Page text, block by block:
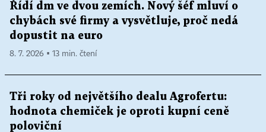
Řídí dm ve dvou zemích. Nový šéf mluví o
chybách své firmy a vysvětluje, proč nedá
dopustit na euro
8. 7. 2026 ▪ 13 min. čtení
Tři roky od největšího dealu Agrofertu:
hodnota chemiček je oproti kupní ceně
poloviční